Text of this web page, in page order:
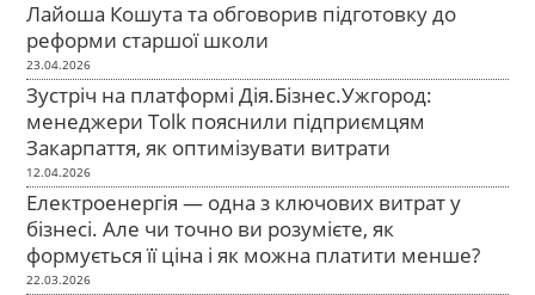
Лайоша Кошута та обговорив підготовку до
реформи старшої школи
23.04.2026
Зустріч на платформі Дія.Бізнес.Ужгород:
менеджери Tolk пояснили підприємцям
Закарпаття, як оптимізувати витрати
12.04.2026
Електроенергія — одна з ключових витрат у
бізнесі. Але чи точно ви розумієте, як
формується її ціна і як можна платити менше?
22.03.2026